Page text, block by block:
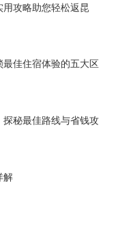
攻略助您轻松返昆
佳住宿体验的五大区
秘最佳路线与省钱攻
解